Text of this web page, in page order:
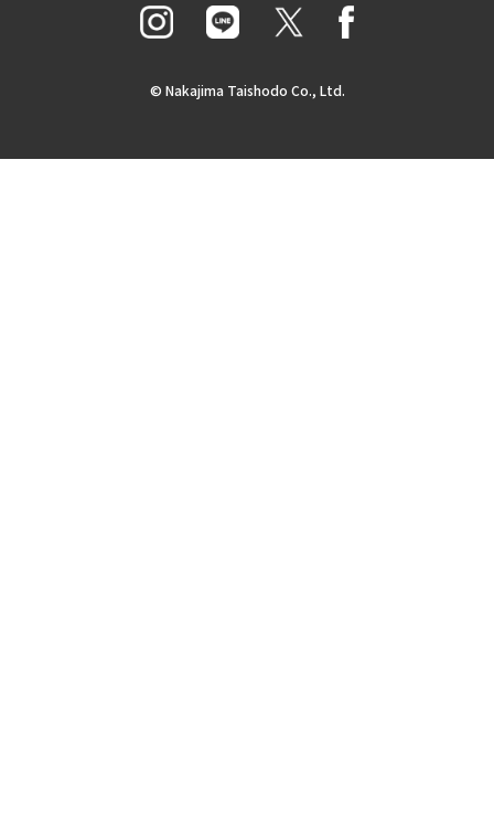
© Nakajima Taishodo Co., Ltd.